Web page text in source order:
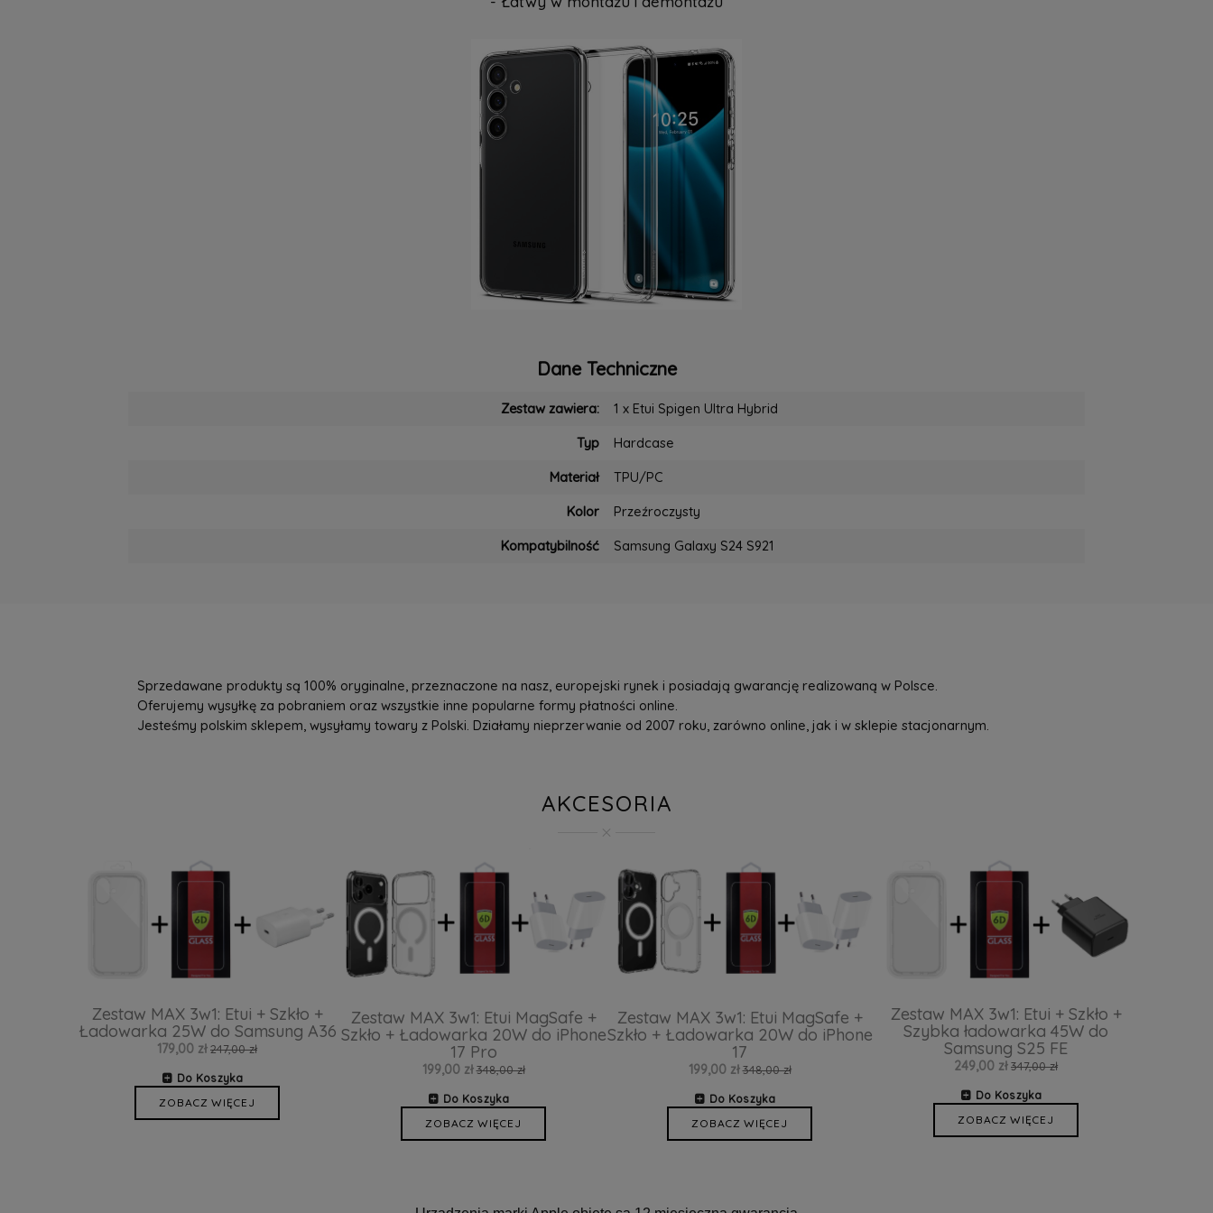
Dane Techniczne
Zestaw zawiera:
1 x Etui Spigen Ultra Hybrid
Typ
Hardcase
Materiał
TPU/PC
Kolor
Przeźroczysty
Kompatybilność
Samsung Galaxy S24 S921
Sprzedawane produkty są 100% oryginalne, przeznaczone na nasz, europejski rynek i posiadają gwarancję realizowaną w Polsce.
Oferujemy wysyłkę za pobraniem oraz wszystkie inne popularne formy płatności online.
Jesteśmy polskim sklepem, wysyłamy towary z Polski. Działamy nieprzerwanie od 2007 roku, zarówno online, jak i w sklepie stacjonarnym.
AKCESORIA
Zestaw MAX 3w1: Etui + Szkło +
Ładowarka 25W do Samsung A36
179,00 zł 247,00 zł
Do Koszyka
ZOBACZ WIĘCEJ
Zestaw MAX 3w1: Etui MagSafe +
Szkło + Ładowarka 20W do iPhone
17 Pro
199,00 zł 348,00 zł
Do Koszyka
ZOBACZ WIĘCEJ
Zestaw MAX 3w1: Etui MagSafe +
Szkło + Ładowarka 20W do iPhone
17
199,00 zł 348,00 zł
Do Koszyka
ZOBACZ WIĘCEJ
Zestaw MAX 3w1: Etui + Szkło +
Szybka ładowarka 45W do
Samsung S25 FE
249,00 zł 347,00 zł
Do Koszyka
ZOBACZ WIĘCEJ